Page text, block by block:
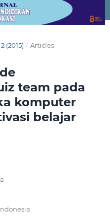
(2015) / Articles
team pada
komputer
belajar